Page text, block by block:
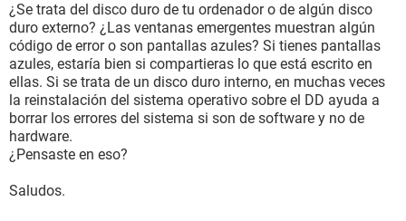
¿Se trata del disco duro de tu ordenador o de algún disco
duro externo? ¿Las ventanas emergentes muestran algún
código de error o son pantallas azules? Si tienes pantallas
azules, estaría bien si compartieras lo que está escrito en
ellas. Si se trata de un disco duro interno, en muchas veces
la reinstalación del sistema operativo sobre el DD ayuda a
borrar los errores del sistema si son de software y no de
hardware.
¿Pensaste en eso?
Saludos.